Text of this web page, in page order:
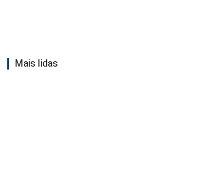
Mais lidas